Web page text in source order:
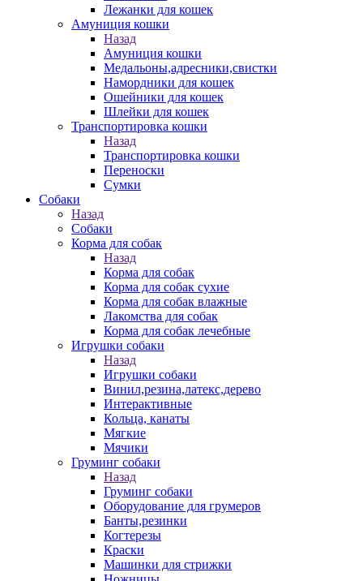
Лежанки для кошек
Амуниция кошки
Назад
Амуниция кошки
Медальоны,адресники,свистки
Намордники для кошек
Ошейники для кошек
Шлейки для кошек
Транспортировка кошки
Назад
Транспортировка кошки
Переноски
Сумки
Собаки
Назад
Собаки
Корма для собак
Назад
Корма для собак
Корма для собак сухие
Корма для собак влажные
Лакомства для собак
Корма для собак лечебные
Игрушки собаки
Назад
Игрушки собаки
Винил,резина,латекс,дерево
Интерактивные
Кольца, канаты
Мягкие
Мячики
Груминг собаки
Назад
Груминг собаки
Оборудование для грумеров
Банты,резинки
Когтерезы
Краски
Машинки для стрижки